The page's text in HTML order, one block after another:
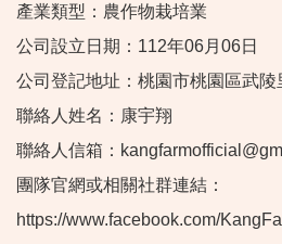
產業類型：農作物栽培業
公司設立日期：112年06月06日
公司登記地址：桃園市桃園區武陵
聯絡人姓名：康宇翔
聯絡人信箱：
團隊官網或相關社群連結：
https://www.facebook.com/